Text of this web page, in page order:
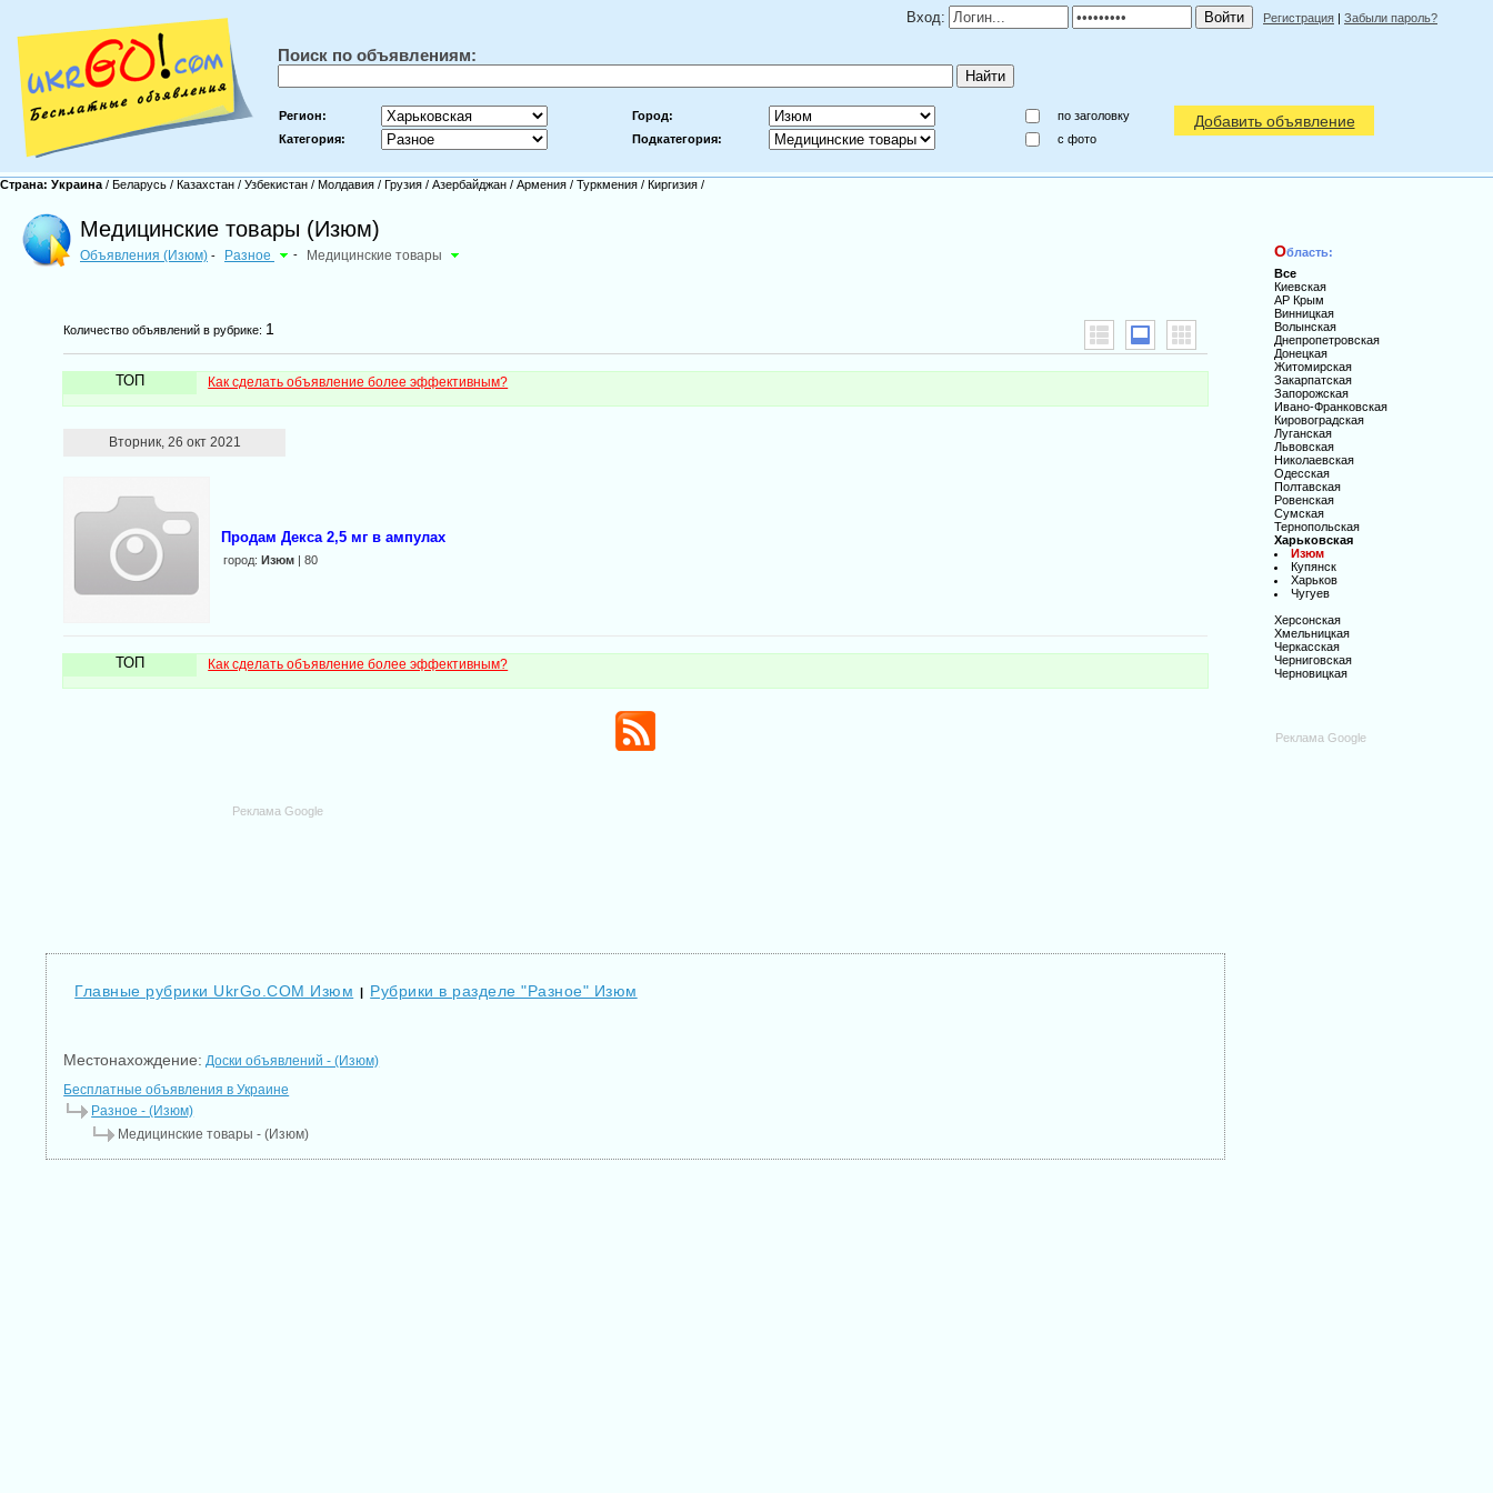
Вход: Регистрация | Забыли пароль?
Поиск по объявлениям:
Регион: Город:
по заголовку
Категория:
Подкатегория: c фото
Добавить объявление
Страна: Украина / Беларусь / Казахстан / Узбекистан / Молдавия / Грузия / Азербайджан / Армения / Туркмения / Киргизия /
Медицинские товары (Изюм)
Объявления (Изюм) - Разное - Медицинские товары
Количество объявлений в рубрике: 1
ТОП Как сделать объявление более эффективным?
Вторник, 26 окт 2021
Продам Декса 2,5 мг в ампулах
город:Изюм | 80
ТОП Как сделать объявление более эффективным?
Реклама Google
Главные рубрики UkrGo.COM Изюм | Рубрики в разделе "Разное" Изюм
Местонахождение: Доски объявлений - (Изюм)
Бесплатные объявления в Украине
Разное - (Изюм)
Медицинские товары - (Изюм)
Область:
Все
Киевская
АР Крым
Винницкая
Волынская
Днепропетровская
Донецкая
Житомирская
Закарпатская
Запорожская
Ивано-Франковская
Кировоградская
Луганская
Львовская
Николаевская
Одесская
Полтавская
Ровенская
Сумская
Тернопольская
Харьковская
Изюм
Купянск
Харьков
Чугуев
Херсонская
Хмельницкая
Черкасская
Черниговская
Черновицкая
Реклама Google